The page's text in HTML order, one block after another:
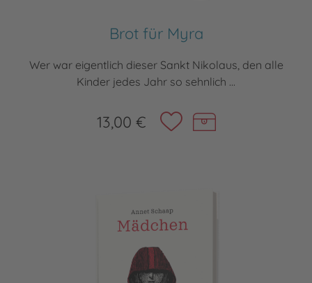
Brot für Myra
Wer war eigentlich dieser Sankt Nikolaus, den alle
Kinder jedes Jahr so sehnlich ...
13,00 €